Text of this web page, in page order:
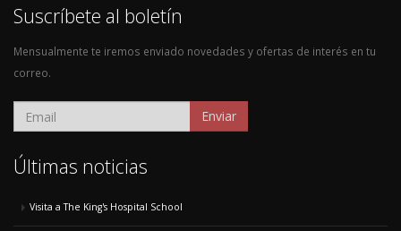
Suscríbete al boletín
Mensualmente te iremos enviado novedades y ofertas de interés en tu
correo.
Enviar
Últimas noticias
Visita a The King's Hospital School